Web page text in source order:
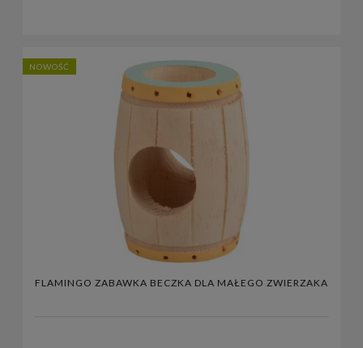
FLAMINGO ZABAWKA BECZKA DLA MAŁEGO ZWIERZAKA
NOWOŚĆ